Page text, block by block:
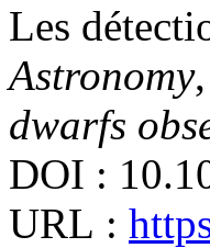
Les
Astronomy
dwarfs
DOI :
URL :